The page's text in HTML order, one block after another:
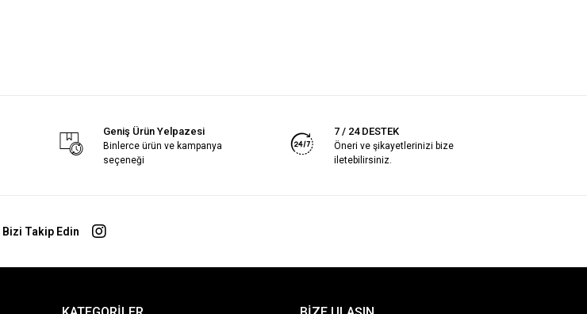
Geniş Ürün Yelpazesi
Binlerce ürün ve kampanya
seçeneği
7 / 24 DESTEK
Öneri ve şikayetlerinizi bize
iletebilirsiniz.
Bizi Takip Edin